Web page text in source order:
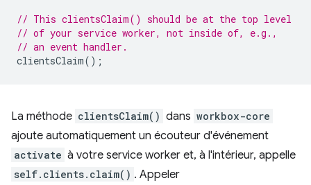
// This clientsClaim() should be at the top level
// of your service worker, not inside of, e.g.,
// an event handler.
clientsClaim();
La méthode clientsClaim() dans workbox-core
ajoute automatiquement un écouteur d'événement
activate à votre service worker et, à l'intérieur, appelle
self.clients.claim() . Appeler